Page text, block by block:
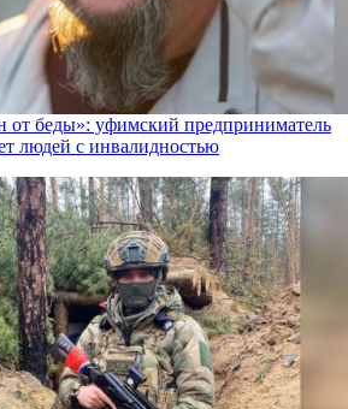
от беды»: уфимский предприниматель
людей с инвалидностью